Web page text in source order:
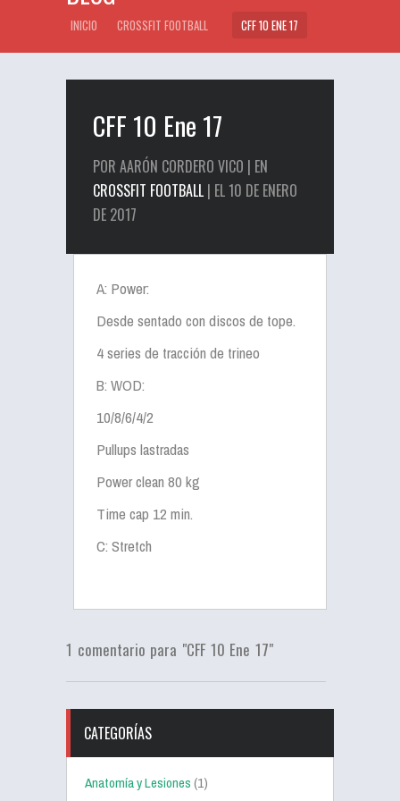
INICIO CROSSFIT FOOTBALL CFF 10 ENE 17
CFF 10 Ene 17
POR AARÓN CORDERO VICO | EN
CROSSFIT FOOTBALL | EL 10 DE ENERO
DE 2017
A: Power:
Desde sentado con discos de tope.
4 series de tracción de trineo
B: WOD:
10/8/6/4/2
Pullups lastradas
Power clean 80 kg
Time cap 12 min.
C: Stretch
1 comentario para "CFF 10 Ene 17"
CATEGORÍAS
Anatomía y Lesiones(1)